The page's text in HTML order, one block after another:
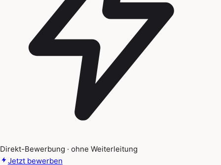
Direkt-Bewerbung · ohne Weiterleitung
Jetzt bewerben